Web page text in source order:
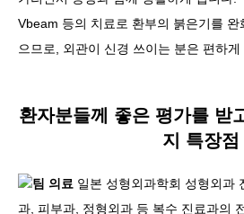
Vbeam 등의 치료로 환부의 붉은기를 완
으므로, 외관이 신경 쓰이는 분은 편하게
환자분들께 좋은 평가를 받
지 특장점
팀 의료 일본 성형외과학회 성형외과
과, 피부과, 정형외과 등 복수 진료과의